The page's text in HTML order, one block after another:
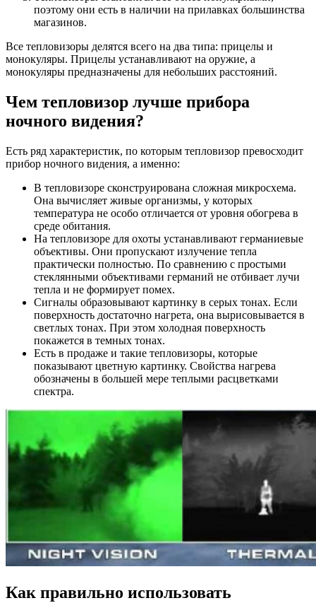
поэтому они есть в наличии на прилавках большинства
магазинов.
Все тепловизоры делятся всего на два типа: прицелы и
монокуляры. Прицелы устанавливают на оружие, а
монокуляры предназначены для небольших расстояний.
Чем тепловизор лучше прибора
ночного видения?
Есть ряд характеристик, по которым тепловизор превосходит
прибор ночного видения, а именно:
В тепловизоре сконструирована сложная микросхема.
Она вычисляет живые организмы, у которых
температура не особо отличается от уровня обогрева в
среде обитания.
На тепловизоре для охоты устанавливают германиевые
объективы. Они пропускают излучение тепла
практически полностью. По сравнению с простыми
стеклянными объективами германий не отбивает лучи
тепла и не формирует помех.
Сигналы образовывают картинку в серых тонах. Если
поверхность достаточно нагрета, она вырисовывается в
светлых тонах. При этом холодная поверхность
покажется в темных тонах.
Есть в продаже и такие тепловизоры, которые
показывают цветную картинку. Свойства нагрева
обозначены в большей мере теплыми расцветками
спектра.
Как правильно использовать